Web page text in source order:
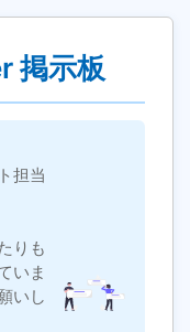
掲示板
担当
りも
いま
いし